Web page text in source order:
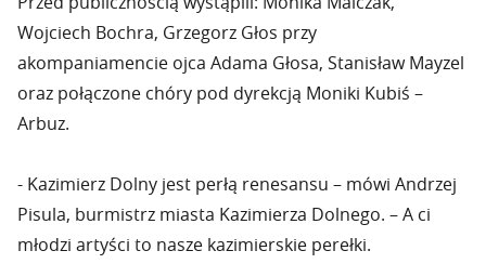
Wojciech Bochra, Grzegorz Głos przy
akompaniamencie ojca Adama Głosa, Stanisław Mayzel
oraz połączone chóry pod dyrekcją Moniki Kubiś –
Arbuz.
- Kazimierz Dolny jest perłą renesansu – mówi Andrzej
Pisula, burmistrz miasta Kazimierza Dolnego. – A ci
młodzi artyści to nasze kazimierskie perełki.